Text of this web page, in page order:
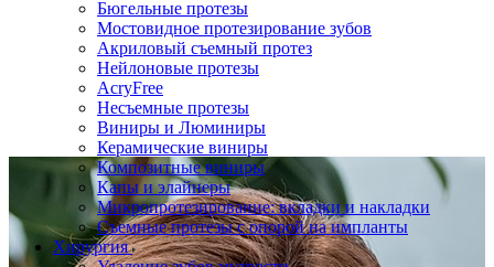
Бюгельные протезы
Мостовидное протезирование зубов
Акриловый съемный протез
Нейлоновые протезы
AcryFree
Несъемные протезы
Виниры и Люминиры
Керамические виниры
Композитные виниры
Капы и элайнеры
Микропротезирование: вкладки и накладки
Съемные протезы с опорой на импланты
Хирургия